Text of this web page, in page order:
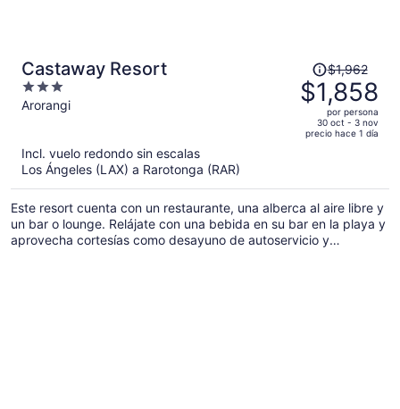
Castaway Resort
3
out
Arorangi
precio
era
$1,962
es
de
$1,858
por
$1,962
$1,858
por persona
30 oct - 3 nov
precio hace 1 día
Incl. vuelo redondo sin escalas
Los Ángeles (LAX) a Rarotonga (RAR)
Este resort cuenta con un restaurante, una alberca al aire libre y
un bar o lounge. Relájate con una bebida en su bar en la playa y
aprovecha cortesías como desayuno de autoservicio y